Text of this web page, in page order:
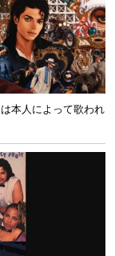
本人によって歌われ